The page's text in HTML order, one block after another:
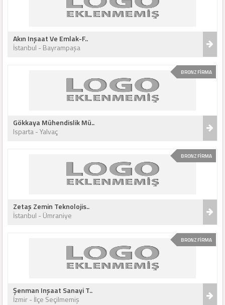
Akın Inşaat Ve Emlak-F..
İstanbul - Bayrampaşa
BRONZ FİRMA
Gökkaya Mühendislik Mü..
Isparta - Yalvaç
BRONZ FİRMA
Zetaş Zemin Teknolojis..
İstanbul - Ümraniye
BRONZ FİRMA
Şenman Inşaat Sanayi T..
İzmir - İlçe Seçilmemiş